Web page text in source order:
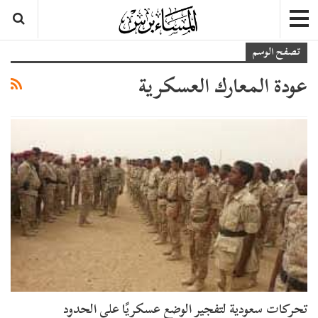
تصفح الوسم
عودة المعارك العسكرية
تحركات سعودية لتفجير الوضع عسكريًا على الحدود